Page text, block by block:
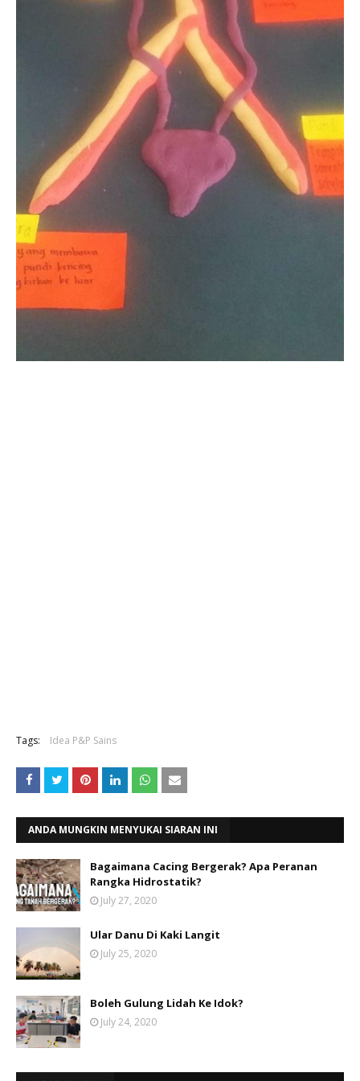
Tags: Idea P&P Sains
ANDA MUNGKIN MENYUKAI SIARAN INI
Bagaimana Cacing Bergerak? Apa Peranan
Rangka Hidrostatik?
July 27, 2020
Ular Danu Di Kaki Langit
July 25, 2020
Boleh Gulung Lidah Ke Idok?
July 24, 2020